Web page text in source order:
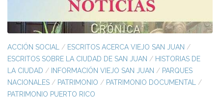
ACCIÓN SOCIAL / ESCRITOS ACERCA VIEJO SAN JUAN /
ESCRITOS SOBRE LA CIUDAD DE SAN JUAN / HISTORIAS DE
LA CIUDAD / INFORMACIÓN VIEJO SAN JUAN / PARQUES
NACIONALES / PATRIMONIO / PATRIMONIO DOCUMENTAL
/
PATRIMONIO PUERTO RICO